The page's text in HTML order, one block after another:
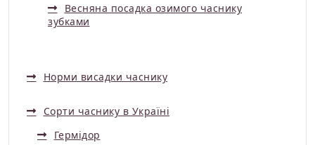
Весняна посадка озимого часнику
зубками
Норми висадки часнику
Сорти часнику в Україні
Гермідор